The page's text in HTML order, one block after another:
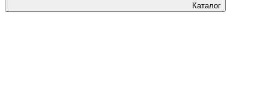
Каталог